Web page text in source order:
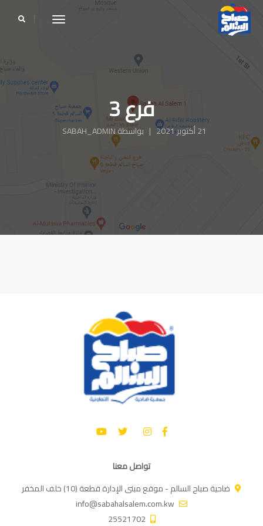
navigation
فرع 3
21 أكتوبر 2021 | بواسطة SABAH_ADMIN
تواصل معنا
ضاحية صباح السالم - موقع مبنى الإدارة قطعة (10) خلف المخفر
info@sabahalsalem.com.kw
25521702